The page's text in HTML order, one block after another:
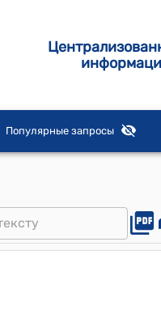
Популярные запросы